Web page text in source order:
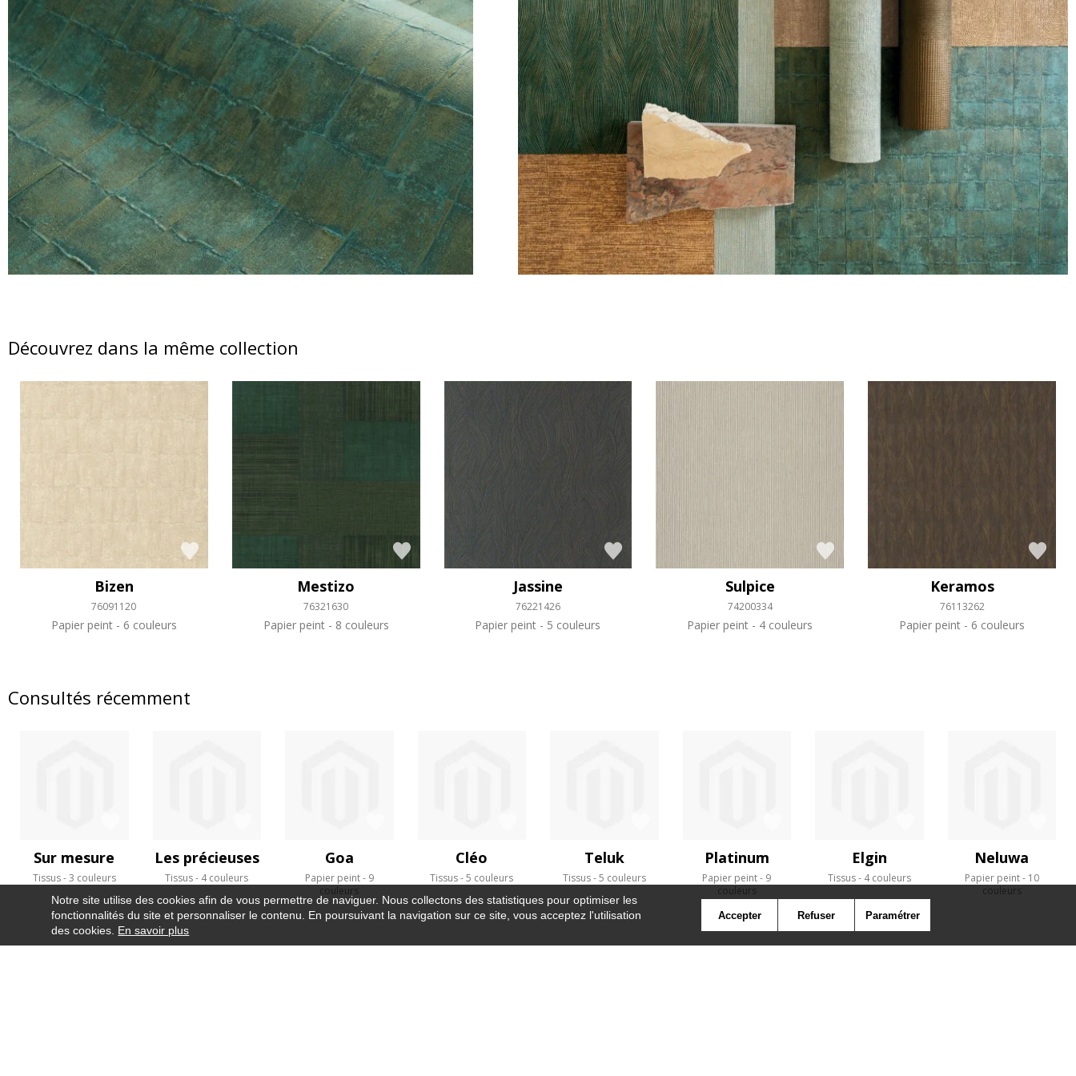
Découvrez dans la même collection
Bizen
76091120
Papier peint 6 couleurs
Mestizo
76321630
Papier peint 8 couleurs
Jassine
76221426
Papier peint 5 couleurs
Sulpice
74200334
Papier peint 4 couleurs
Keramos
76113262
Papier peint 6 couleurs
Consultés récemment
Sur mesure
Tissus 3 couleurs
Les précieuses
Tissus 4 couleurs
Goa
Papier peint
9
couleurs
Cléo
Tissus 5 couleurs
Teluk
Tissus 5 couleurs
Platinum
Papier peint
9
couleurs
Elgin
Tissus 4 couleurs
Neluwa
Papier peint
10
couleurs
Notre site utilise des cookies afin de vous permettre de naviguer. Nous collectons des statistiques pour optimiser les
fonctionnalités du site et personnaliser le contenu. En poursuivant la navigation sur ce site, vous acceptez l'utilisation
des cookies. En savoir plus
Accepter Refuser Paramétrer